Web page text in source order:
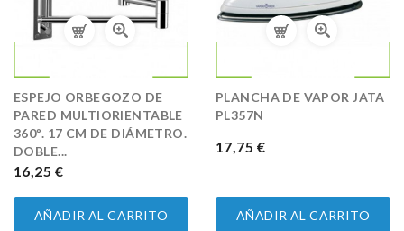
ESPEJO ORBEGOZO DE
PARED MULTIORIENTABLE
360º. 17 CM DE DIÁMETRO.
DOBLE...
PRECIO
16,25 €
AÑADIR AL CARRITO
PLANCHA DE VAPOR JATA
PL357N
PRECIO
17,75 €
AÑADIR AL CARRITO